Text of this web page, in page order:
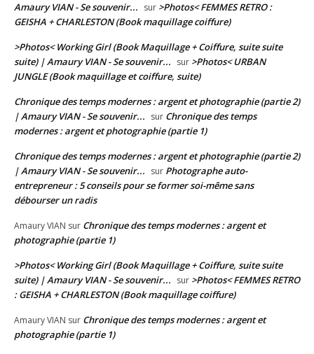
Amaury VIAN - Se souvenir... sur >Photos< FEMMES RETRO :
GEISHA + CHARLESTON (Book maquillage coiffure)
>Photos< Working Girl (Book Maquillage + Coiffure, suite suite
suite) | Amaury VIAN - Se souvenir... sur >Photos< URBAN
JUNGLE (Book maquillage et coiffure, suite)
Chronique des temps modernes : argent et photographie (partie 2)
| Amaury VIAN - Se souvenir... sur Chronique des temps
modernes : argent et photographie (partie 1)
Chronique des temps modernes : argent et photographie (partie 2)
| Amaury VIAN - Se souvenir... sur Photographe auto-
entrepreneur : 5 conseils pour se former soi-même sans
débourser un radis
Amaury VIAN sur Chronique des temps modernes : argent et
photographie (partie 1)
>Photos< Working Girl (Book Maquillage + Coiffure, suite suite
suite) | Amaury VIAN - Se souvenir... sur >Photos< FEMMES RETRO
: GEISHA + CHARLESTON (Book maquillage coiffure)
Amaury VIAN sur Chronique des temps modernes : argent et
photographie (partie 1)